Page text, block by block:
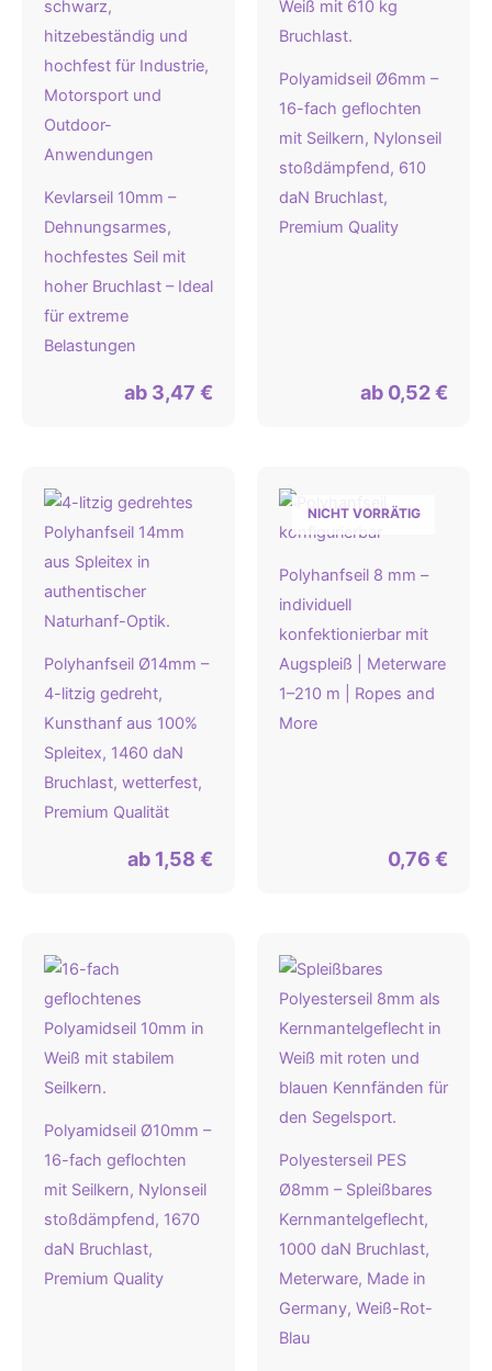
Kevlarseil 10mm –
Dehnungsarmes,
hochfestes Seil mit
hoher Bruchlast – Ideal
für extreme
Belastungen
ab 3,47 €
Polyamidseil Ø6mm –
16-fach geflochten
mit Seilkern, Nylonseil
stoßdämpfend, 610
daN Bruchlast,
Premium Quality
ab 0,52€
Polyhanfseil Ø14mm –
4-litzig gedreht,
Kunsthanf aus 100%
Spleitex, 1460 daN
Bruchlast, wetterfest,
Premium Qualität
ab 1,58 €
NICHT VORRÄTIG
Polyhanfseil 8 mm –
individuell
konfektionierbar mit
Augspleiß | Meterware
1–210 m | Ropes and
More
0,76 €
Polyamidseil Ø10mm –
16-fach geflochten
mit Seilkern, Nylonseil
stoßdämpfend, 1670
daN Bruchlast,
Premium Quality
Polyesterseil PES
Ø8mm – Spleißbares
Kernmantelgeflecht,
1000 daN Bruchlast,
Meterware, Made in
Germany, Weiß-Rot-
Blau